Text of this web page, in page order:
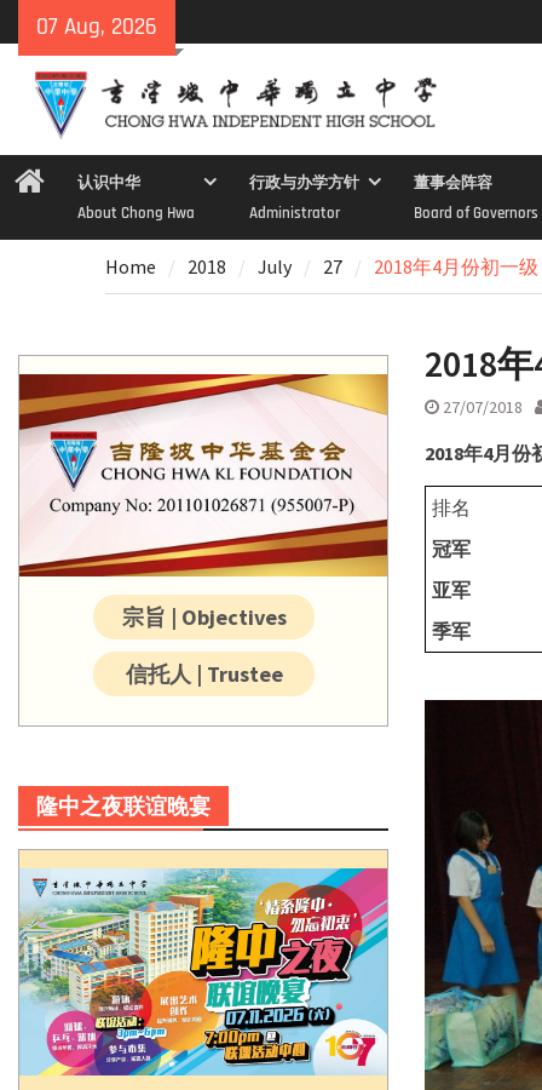
to
content
07 Aug, 2026
Home认识中华
About Chong Hwa
行政与办学方针
Administrator
董事会阵容
Board of Governors
Home 2018 July 27 2018年4月份初一
2018
27/07/2018
2018年4月份
排名
冠军
亚军
季军
宗旨 | Objectives
信托人 | Trustee
隆中之夜联谊晚宴